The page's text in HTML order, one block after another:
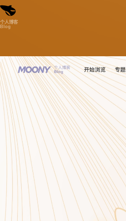
个人博客
Blog